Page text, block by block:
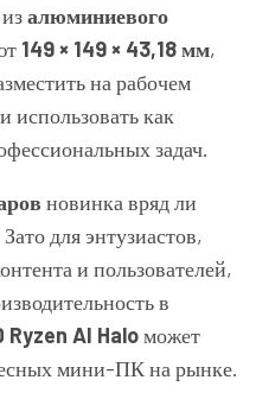
алюминиевого
149 × 149 × 43,18 мм,
на рабочем
использовать как
задач.
новинка вряд ли
для энтузиастов,
и пользователей,
в
Ryzen AI Haloможет
мини-ПК на рынке.